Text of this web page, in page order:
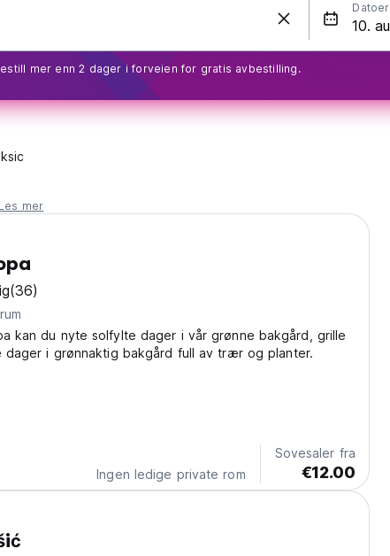
Datoer
mer enn 2 dager i forveien for gratis avbestilling.
Les mer
(36)
kan du nyte solfylte dager i vår grønne bakgård, grille
dager i grønnaktig bakgård full av trær og planter.
Ingen ledige private rom
Sovesaler fra
€12.00